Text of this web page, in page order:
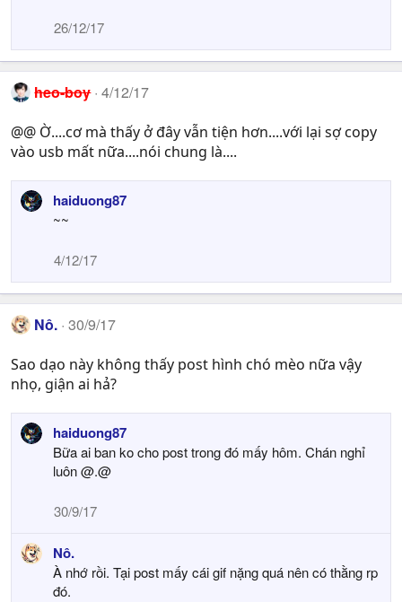
26/12/17
heo-boy 4/12/17
@@ Ờ....cơ mà thấy ở đây vẫn tiện hơn....với lại sợ copy
vào usb mất nữa....nói chung là....
haiduong87
~~
4/12/17
Nô. 30/9/17
Sao dạo này không thấy post hình chó mèo nữa vậy
nhọ, giận ai hả?
haiduong87
Bữa ai ban ko cho post trong đó mấy hôm. Chán nghỉ
luôn @.@
30/9/17
Nô.
À nhớ rồi. Tại post mấy cái gif nặng quá nên có thằng rp
đó.